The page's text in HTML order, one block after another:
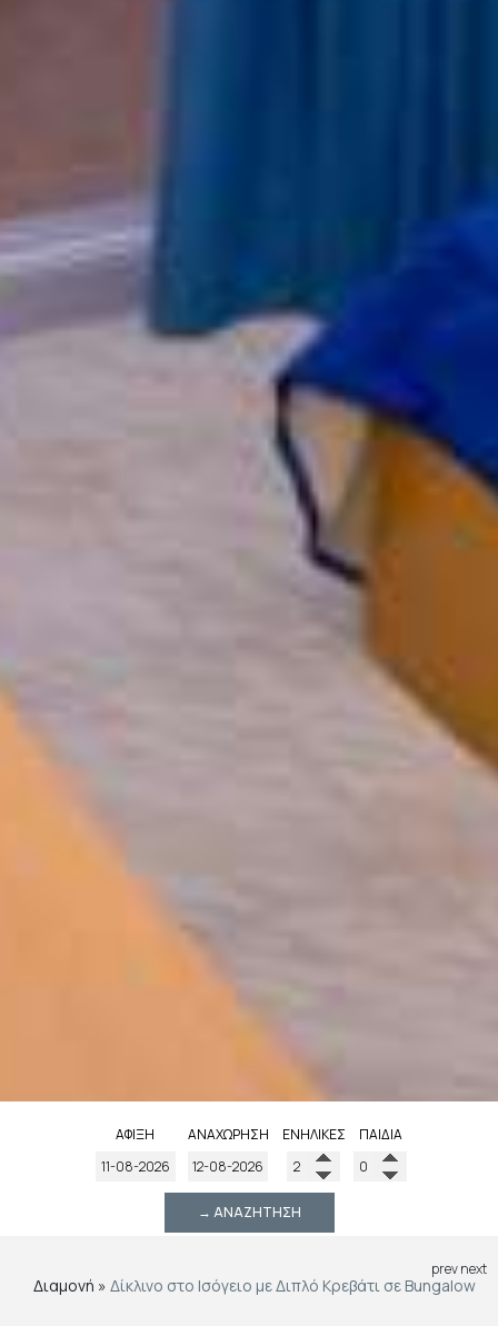
ΆΦΙΞΗ ΑΝΑΧΏΡΗΣΗ ΕΝΉΛΙΚΕΣ ΠΑΙΔΙΆ
→ ΑΝΑΖΉΤΗΣΗ
Διαμονή » Δίκλινο στο Ισόγειο με Διπλό Κρεβάτι σε Bungalow
prevnext